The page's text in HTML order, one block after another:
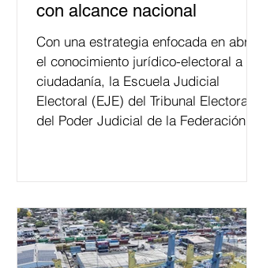
con alcance nacional
Con una estrategia enfocada en abrir
el conocimiento jurídico-electoral a la
ciudadanía, la Escuela Judicial
Electoral (EJE) del Tribunal Electoral
del Poder Judicial de la Federación ha
relacionados con la democracia y el
del papel que ha asumido la EJE en la
difusión de la justicia electoral como
un bien público. La mayor parte de las